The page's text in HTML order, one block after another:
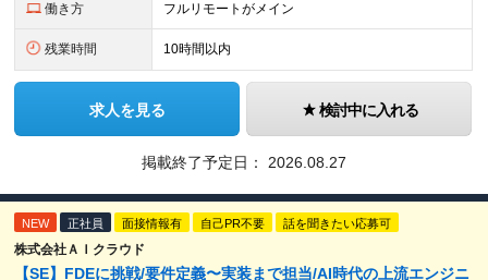
働き方 フルリモートがメイン
残業時間 10時間以内
求人を見る 検討中に入れる
掲載終了予定日： 2026.08.27
NEW 正社員 面接情報有 自己PR不要 話を聞きたい応募可
株式会社ＡＩクラウド
【SE】FDEに挑戦/要件定義〜実装まで担当/AI時代の上流エンジニ